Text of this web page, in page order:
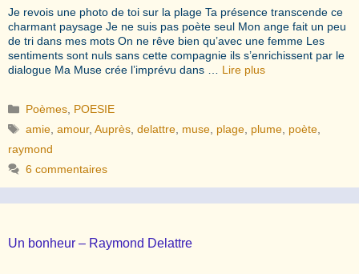
Je revois une photo de toi sur la plage Ta présence transcende ce
charmant paysage Je ne suis pas poète seul Mon ange fait un peu
de tri dans mes mots On ne rêve bien qu’avec une femme Les
sentiments sont nuls sans cette compagnie ils s’enrichissent par le
dialogue Ma Muse crée l’imprévu dans … Lire plus
Catégories
Poèmes POESIE
Étiquettes
amie ,amour,Auprès ,delattre muse plage plume poète
raymond
6 commentaires
Un bonheur – Raymond Delattre